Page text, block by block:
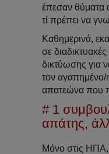
έπεσαν θύματα
τί πρέπει να
Καθημερινά,
σε
δικτύωσης για
τον αγαπημένο/
απατεώνα που
# 1
απάτης,
Μόνο στις ΗΠΑ,